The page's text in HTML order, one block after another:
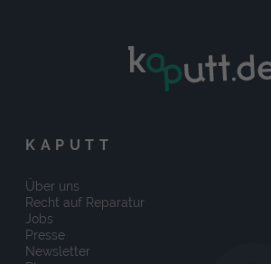
KAPUTT
Über uns
Recht auf Reparatur
Jobs
Presse
Newsletter